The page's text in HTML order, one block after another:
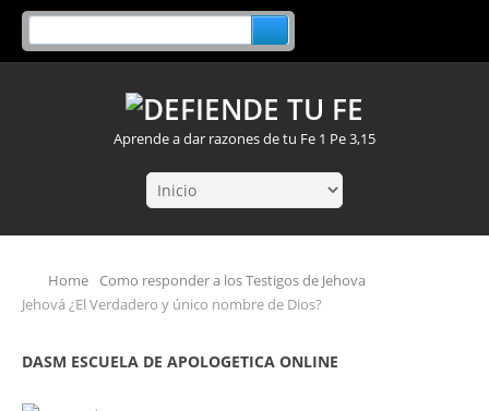
Aprende a dar razones de tu Fe 1 Pe 3,15
Home
Como responder a los Testigos de Jehova
Jehová ¿El Verdadero y único nombre de Dios?
DASM ESCUELA DE APOLOGETICA ONLINE